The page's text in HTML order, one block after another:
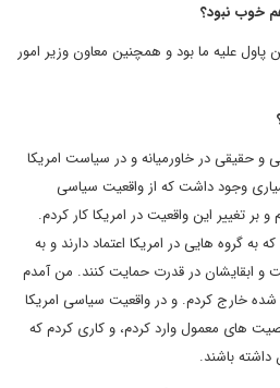
خوب نبود؟
پاول علیه ما بود و همچنین معاون وزیر امور
و حقیقی در خاورمیانه و در سیاست امریکا
وجود داشت که از واقعیت سیاسی
تغییر این واقعیت در امریکا کار کردم.
گروه هایی در امریکا اعتماد دارند و به
و ابقایشان در قدرت حمایت کنند. من آمدم
شده خارج کردم. و در واقعیت سیاسی امریکا
های معمول وارد کردم، و کاری کردم که
باشند.